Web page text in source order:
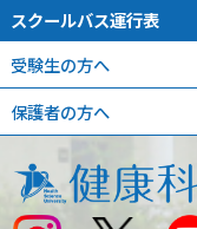
スクールバス運行表
受験生の方へ
保護者の方へ